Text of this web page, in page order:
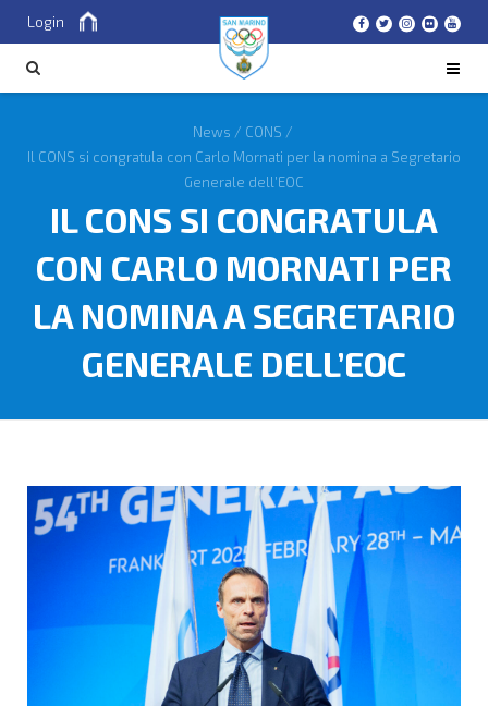
Login
News / CONS /
Il CONS si congratula con Carlo Mornati per la nomina a Segretario
Generale dell’EOC
IL CONS SI CONGRATULA
CON CARLO MORNATI PER
LA NOMINA A SEGRETARIO
GENERALE DELL’EOC